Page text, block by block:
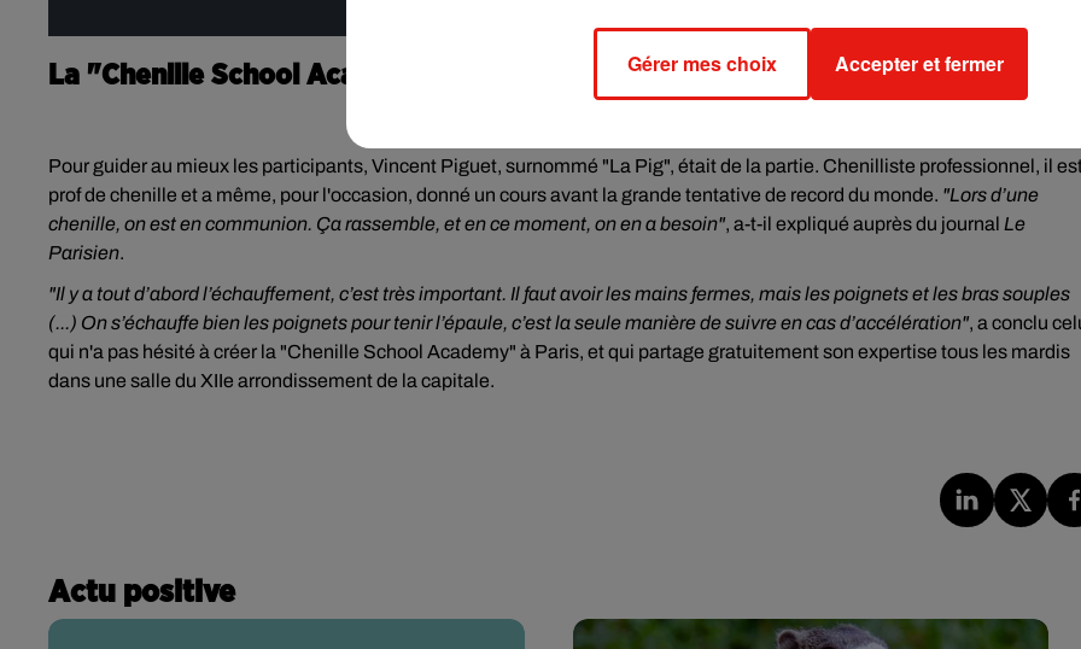
La "Chenille School Academy"
Pour guider au mieux les participants, Vincent Piguet, surnommé "La Pig", était de la partie. Chenilliste professionnel, il
prof de chenille et a même, pour l'occasion, donné un cours avant la grande tentative de record du monde. "Lors d’une
chenille, on est en communion. Ça rassemble, et en ce moment, on en a besoin", a-t-il expliqué auprès du journal Le
Parisien.
"Il y a tout d’abord l’échauffement, c’est très important. Il faut avoir les mains fermes, mais les poignets et les bras souples
(...) On s’échauffe bien les poignets pour tenir l’épaule, c’est la seule manière de suivre en cas d’accélération", a conclu
qui n'a pas hésité à créer la "Chenille School Academy" à Paris, et qui partage gratuitement son expertise tous les mardis
dans une salle du XIIe arrondissement de la capitale.
Actu positive
Gérer mes choix Accepter et fermer